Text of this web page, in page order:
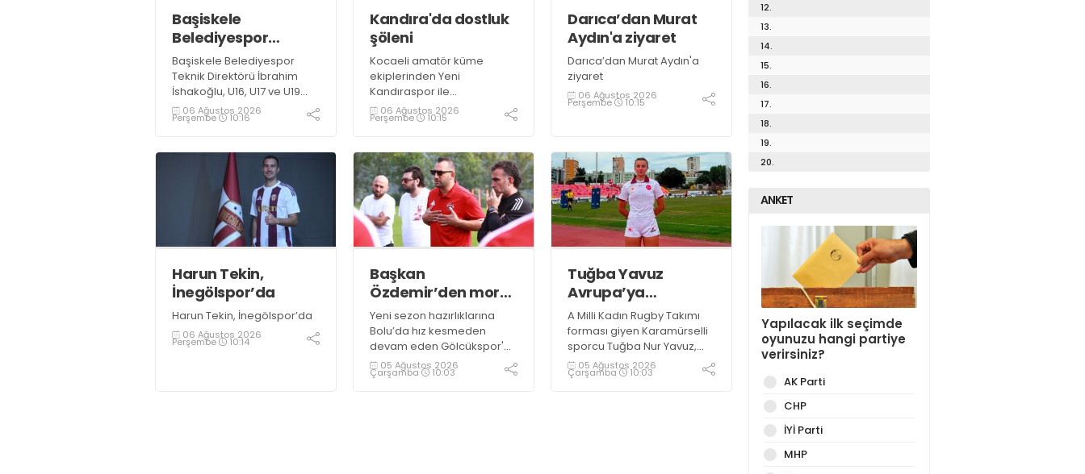
Başiskele
Belediyespor
Gelişim Ligi’ne hazır
Başiskele Belediyespor
Teknik Direktörü İbrahim
İshakoğlu, U16, U17 ve U19
takımlarının mücadele
edeceği Gelişim Ligi
bulundu. Genç oyuncuların
gelişimine dikkat çeken
İshakoğlu, hedeflerinin
sadece sonuç almak değil,
Türk futboluna örnek
sporcular kazandırmak
olduğunu söyledi
06 Ağustos 2026
Perşembe 10:16
Kandıra'da dostluk
şöleni
Kocaeli amatör küme
ekiplerinden Yeni
Kandıraspor ile
Bekirderespor'un U10, U11 ve
U12 yaş kategorilerindeki
maçında karşılaştı. Yaklaşık
100 genç futbolcunun ter
döktüğü maçların ardından
sporculara Kandıra'nın
yöresel lezzeti mancarlı
pide ve karpuz ikram edildi
06 Ağustos 2026
Perşembe 10:15
Darıca’dan Murat
Aydın'a ziyaret
Darıca’dan Murat Aydın'a
ziyaret
06 Ağustos 2026
Perşembe 10:15
Harun Tekin,
İnegölspor’da
Harun Tekin, İnegölspor’da
06 Ağustos 2026
Perşembe 10:14
Başkan
Özdemir’den moral
ziyareti
Yeni sezon hazırlıklarına
Bolu’da hız kesmeden
devam eden Gölcükspor'a,
Kulüp Başkanı Kadir
Özdemir ve Başkan
05 Ağustos 2026
Çarşamba 10:03
Tuğba Yavuz
Avrupa’ya
hazırlanıyor
A Milli Kadın Rugby Takımı
forması giyen Karamürselli
sporcu Tuğba Nur Yavuz,
Hamburg ve Split'teki
Championship Serisi’nde
05 Ağustos 2026
Çarşamba 10:03
12.
13.
14.
15.
16.
17.
18.
19.
20.
ANKET
Yapılacak ilk seçimde
oyunuzu hangi partiye
verirsiniz?
AK Parti
CHP
İYİ Parti
MHP